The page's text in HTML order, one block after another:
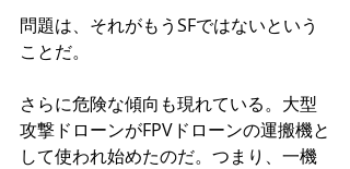
問題は、それがもうSFではないという
ことだ。
さらに危険な傾向も現れている。大型
攻撃ドローンがFPVドローンの運搬機と
して使われ始めたのだ。つまり、一機